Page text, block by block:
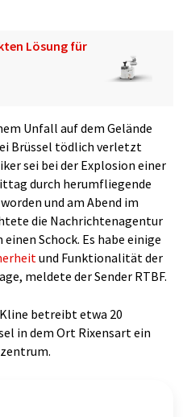
Lösung für
Unfall auf dem Gelände
Brüssel tödlich verletzt
sei bei der Explosion einer
durch herumfliegende
und am Abend im
die Nachrichtenagentur
Schock. Es habe einige
und Funktionalität der
meldete der Sender RTBF.
betreibt etwa 20
in dem Ort Rixensart ein